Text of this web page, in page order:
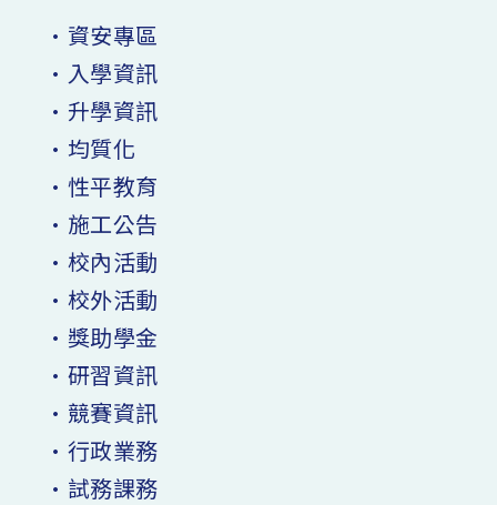
•資安專區
•入學資訊
•升學資訊
•均質化
•性平教育
•施工公告
•校內活動
•校外活動
•獎助學金
•研習資訊
•競賽資訊
•行政業務
•試務課務